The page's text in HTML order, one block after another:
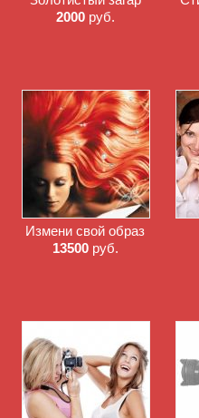
2000руб.
Измени свой образ
13500руб.